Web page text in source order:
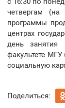
четвергам (на
программы
центрах
день занятия
факультете
социальную
Поделиться: